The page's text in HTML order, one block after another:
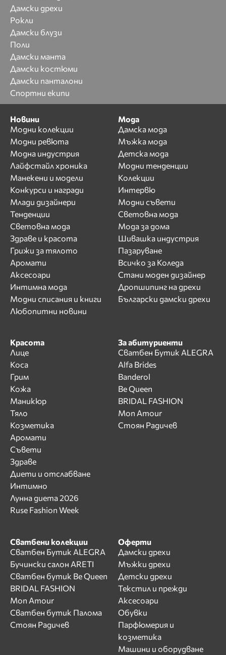
Дамски дрехи
Рокли
Дамски блузи
Поли
Дамски манта
Дамски костюми
Дамски панталони
Спортни екипи
Новини
Модни колекции
Модни ревюта
Модна индустрия
Лайфстайл хроника
Манекени и модели
Конкурси и награди
Млади дизайнери
Тенденции
Световна мода
Здраве и красота
Грижи за тялото
Аромати
Аксесоари
Интимна мода
Модни списания и книги
Любопитни новини
Мода
Дамска мода
Мъжка мода
Детска мода
Модни тенденции
Колекции
Интервю
Модни съвети
Световна мода
Мода за дома
Шивашка индустрия
Пазаруване
Всичко за Коледа
Стани моден дизайнер
Дропшипинг на дрехи
Български дамски дрехи
Красота
Лице
Коса
Грим
Кожа
Маникюр
Тяло
Козметика
Аромати
Съвети
Здраве
Диети и отслабване
Интимно
Лунна диета 2026
Ruse Fashion Week
За абитуриенти
Сватбен Бутик ALEGRA
Alfa Brides
Banderol
Be Queen
BRIDAL FASHION
Mon Amour
Стоян Радичев
Сватбени колекции
Сватбен Бутик ALEGRA
Бучински салон ARETI
Сватбен бутик Be Queen
BRIDAL FASHION
Mon Amour
Сватбен бутик Палома
Стоян Радичев
Оферти
Дамски дрехи
Мъжки дрехи
Детски дрехи
Текстил и прежди
Аксесоари
Обувки
Парфюмерия и
козметика
Машини и оборудване